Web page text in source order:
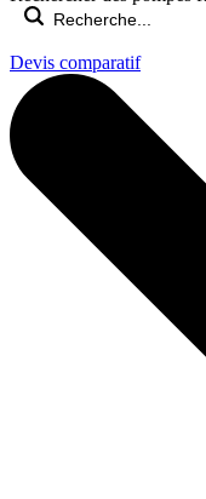
Devis comparatif